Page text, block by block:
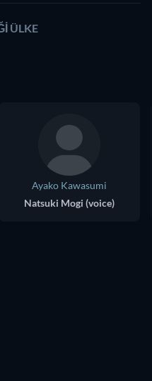
ÜLKE
Ayako Kawasumi
Natsuki Mogi (voice)